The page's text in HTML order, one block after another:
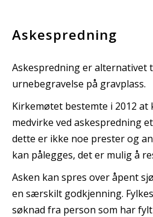
Askespredning
Askespredning er alternativet
urnebegravelse på gravplass.
Kirkemøtet bestemte i 2012
medvirke ved askespredning
dette er ikke noe prester og
kan pålegges, det er mulig å
Asken kan spres over åpent
en særskilt godkjenning.
søknad fra person som har